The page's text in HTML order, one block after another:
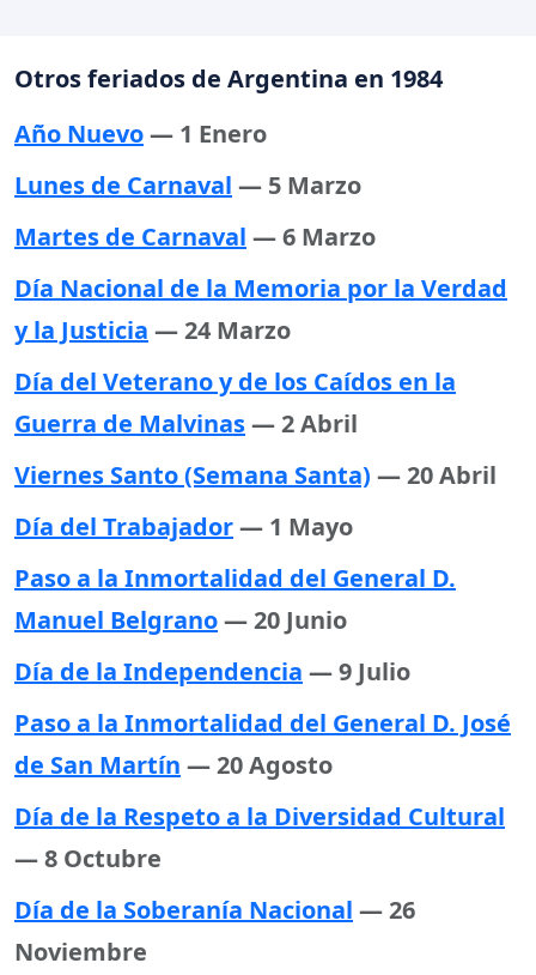
Otros feriados de Argentina en 1984
Año Nuevo— 1 Enero
Lunes de Carnaval — 5 Marzo
Martes de Carnaval — 6 Marzo
Día Nacional de la Memoria por la Verdad
y la Justicia — 24 Marzo
Día del Veterano y de los Caídos en la
Guerra de Malvinas— 2 Abril
Viernes Santo (Semana Santa) — 20 Abril
Día del Trabajador— 1 Mayo
Paso a la Inmortalidad del General D.
Manuel Belgrano— 20 Junio
Día de la Independencia — 9 Julio
Paso a la Inmortalidad del General D. José
de San Martín — 20 Agosto
Día de la Respeto a la Diversidad Cultural
— 8 Octubre
Día de la Soberanía Nacional — 26
Noviembre